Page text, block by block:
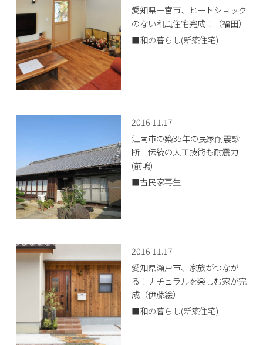
愛知県一宮市、ヒートショック
のない和風住宅完成！（福田）
■和の暮らし(新築住宅)
2016.11.17
江南市の築35年の民家耐震診
断 伝統の大工技術も耐震力
(前嶋)
■古民家再生
2016.11.17
愛知県瀬戸市、家族がつなが
る！ナチュラルを楽しむ家が完
成（伊藤絵）
■和の暮らし(新築住宅)